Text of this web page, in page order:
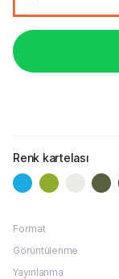
Renk kartelası
Format
Görüntülenme
Yayınlanma